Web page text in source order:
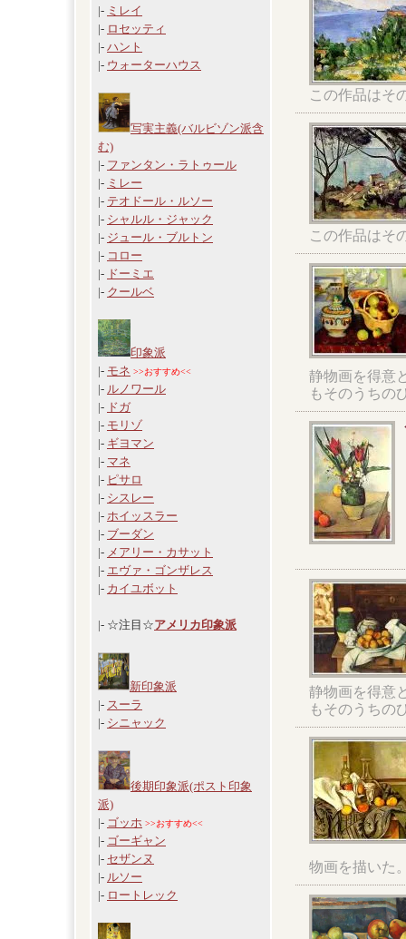
|- ミレイ
|- ロセッティ
|- ハント
|- ウォーターハウス
写実主義(バルビゾン派含
む)
|- ファンタン・ラトゥール
|- ミレー
|- テオドール・ルソー
|- シャルル・ジャック
|- ジュール・ブルトン
|- コロー
|- ドーミエ
|- クールベ
印象派
|- モネ >>おすすめ<<
|- ルノワール
|- ドガ
|- モリゾ
|- ギヨマン
|- マネ
|- ピサロ
|- シスレー
|- ホイッスラー
|- ブーダン
|- メアリー・カサット
|- エヴァ・ゴンザレス
|- カイユボット
|- ☆注目☆アメリカ印象派
新印象派
|- スーラ
|- シニャック
後期印象派(ポスト印象
派)
|- ゴッホ >>おすすめ<<
|- ゴーギャン
|- セザンヌ
|- ルソー
|- ロートレック
この作品はそ
この作品はそ
静物画を得意
もそのうちの
静物画を得意
もそのうちの
物画を描いた